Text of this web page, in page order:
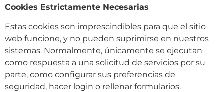
Cookies Estrictamente Necesarias
Estas cookies son imprescindibles para que el sitio
web funcione, y no pueden suprimirse en nuestros
sistemas. Normalmente, únicamente se ejecutan
como respuesta a una solicitud de servicios por su
parte, como configurar sus preferencias de
seguridad, hacer login o rellenar formularios.